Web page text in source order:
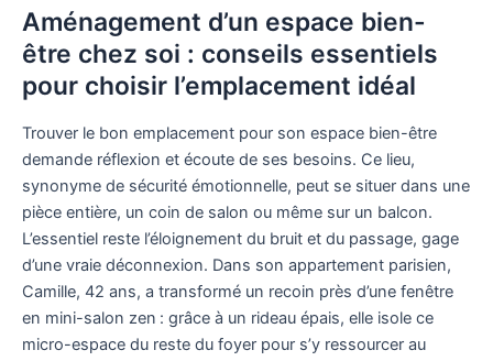
Aménagement d’un espace bien-
être chez soi : conseils essentiels
pour choisir l’emplacement idéal
Trouver le bon emplacement pour son espace bien-être
demande réflexion et écoute de ses besoins. Ce lieu,
synonyme de sécurité émotionnelle, peut se situer dans une
pièce entière, un coin de salon ou même sur un balcon.
L’essentiel reste l’éloignement du bruit et du passage, gage
d’une vraie déconnexion. Dans son appartement parisien,
Camille, 42 ans, a transformé un recoin près d’une fenêtre
en mini-salon zen : grâce à un rideau épais, elle isole ce
micro-espace du reste du foyer pour s’y ressourcer au